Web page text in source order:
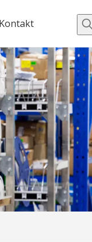
Kontakt